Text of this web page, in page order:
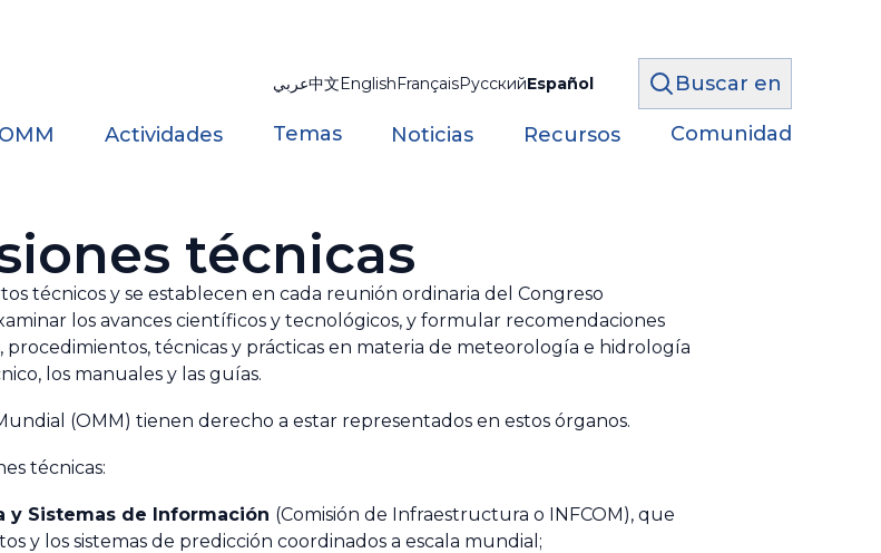
عربي中文EnglishFrançaisРусскийEspañol Buscar en
Actividades Temas Noticias Recursos Comunidad
técnicas
técnicos y se establecen en cada reunión ordinaria del Congreso
los avances científicos y tecnológicos, y formular recomendaciones
técnicas y prácticas en materia de meteorología e hidrología
los manuales y las guías.
(OMM) tienen derecho a estar representados en estos órganos.
técnicas:
y Sistemas de Información (Comisión de Infraestructura o INFCOM), que
y los sistemas de predicción coordinados a escala mundial;